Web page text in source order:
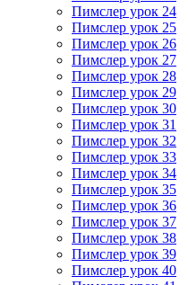
Пимслер урок 24
Пимслер урок 25
Пимслер урок 26
Пимслер урок 27
Пимслер урок 28
Пимслер урок 29
Пимслер урок 30
Пимслер урок 31
Пимслер урок 32
Пимслер урок 33
Пимслер урок 34
Пимслер урок 35
Пимслер урок 36
Пимслер урок 37
Пимслер урок 38
Пимслер урок 39
Пимслер урок 40